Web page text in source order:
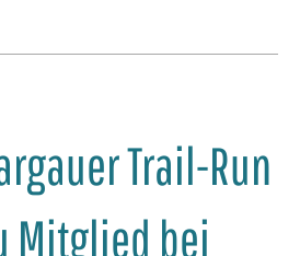
Trail-Run
Mitglied bei